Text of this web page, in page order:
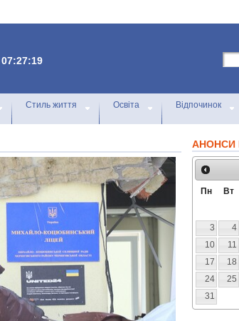
07:27:19
Стиль життя Освіта Відпочинок
АНОНСИ
Пн Вт
3
4
10
11
17
18
24
25
31